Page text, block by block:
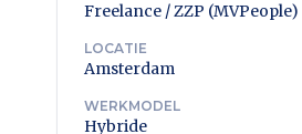
Freelance / ZZP (MVPeople)
LOCATIE
Amsterdam
WERKMODEL
Hybride